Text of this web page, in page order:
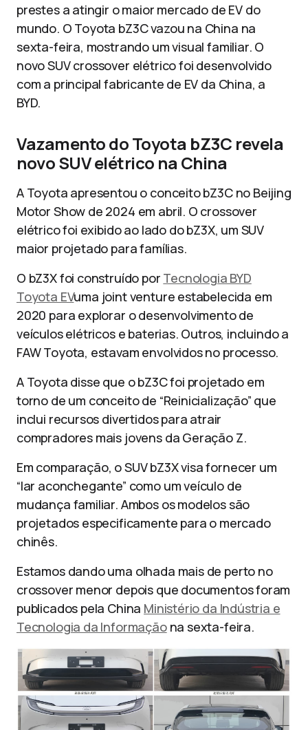
prestes a atingir o maior mercado de EV do
mundo. O Toyota bZ3C vazou na China na
sexta-feira, mostrando um visual familiar. O
novo SUV crossover elétrico foi desenvolvido
com a principal fabricante de EV da China, a
BYD.
Vazamento do Toyota bZ3C revela
novo SUV elétrico na China
A Toyota apresentou o conceito bZ3C no Beijing
Motor Show de 2024 em abril. O crossover
elétrico foi exibido ao lado do bZ3X, um SUV
maior projetado para famílias.
O bZ3X foi construído por Tecnologia BYD
Toyota EVuma joint venture estabelecida em
2020 para explorar o desenvolvimento de
veículos elétricos e baterias. Outros, incluindo a
FAW Toyota, estavam envolvidos no processo.
A Toyota disse que o bZ3C foi projetado em
torno de um conceito de “Reinicialização” que
inclui recursos divertidos para atrair
compradores mais jovens da Geração Z.
Em comparação, o SUV bZ3X visa fornecer um
“lar aconchegante” como um veículo de
mudança familiar. Ambos os modelos são
projetados especificamente para o mercado
chinês.
Estamos dando uma olhada mais de perto no
crossover menor depois que documentos foram
publicados pela China Ministério da Indústria e
Tecnologia da Informaçãona sexta-feira.